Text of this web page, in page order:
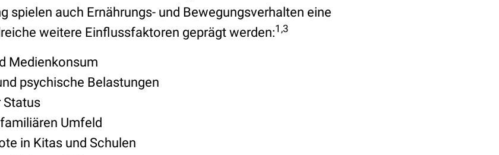
spielen auch Ernährungs- und Bewegungsverhalten eine
weitere Einflussfaktoren geprägt werden:1,3
Medienkonsum
psychische Belastungen
Umfeld
in Kitas und Schulen